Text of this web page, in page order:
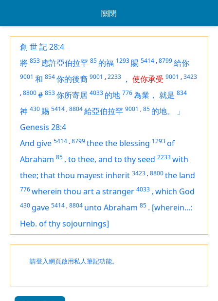
關閉
創 世 記 28:4
將 853 應許亞伯拉罕 85 的福 1293 賜 5414 ,8799給你
9001 和 854你的後裔 9001 ,2233 ， 使你承受 9001 ,3423
,8800# 853你所寄居 4033 的地 776為業， 就是 834
神 430 賜 5414 ,8804給亞伯拉罕 9001 ,85 的地。
」
Genesis 28:4
And give 5414 ,8799thee the blessing 1293of
Abraham 85 , to thee, and to thy seed 2233with
thee; that thou mayest inherit 3423 ,8800the land
776wherein thou art a stranger 4033 , which God
430 gave 5414 ,8804 unto Abraham 85 . [wherein...:
Heb. of thy sojournings]
請登入網頁啟用私人筆記功能。